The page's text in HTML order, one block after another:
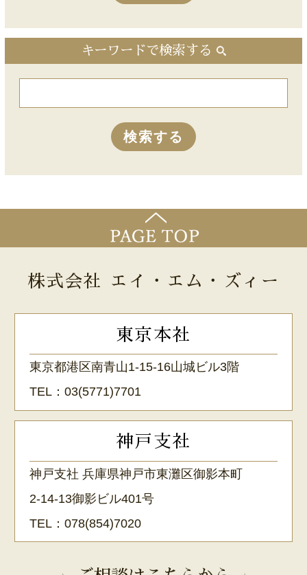
キーワードで検索する
株式会社 エイ・エム・ズィー
東京本社
東京都港区南青山1-15-16山城ビル3階
TEL：03(5771)7701
神戸支社
神戸支社 兵庫県神戸市東灘区御影本町
2-14-13御影ビル401号
TEL：078(854)7020